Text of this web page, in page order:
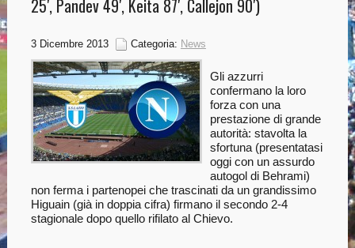
25′, Pandev 49′, Keita 87′, Callejon 90′)
3 Dicembre 2013 Categoria: News
Gli azzurri
confermano la loro
forza con una
prestazione di grande
autorità: stavolta la
sfortuna (presentatasi
oggi con un assurdo
autogol di Behrami)
non ferma i partenopei che trascinati da un grandissimo
Higuain (già in doppia cifra) firmano il secondo 2-4
stagionale dopo quello rifilato al Chievo.